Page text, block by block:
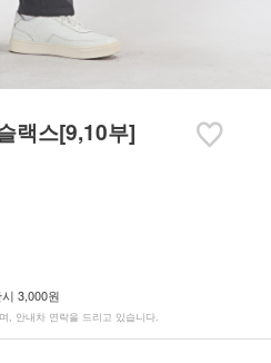
랙스[9,10부]
3,000원
, 안내차 연락을 드리고 있습니다.